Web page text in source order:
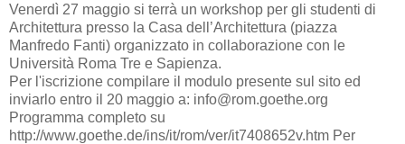
Venerdì 27 maggio si terrà un workshop per gli studenti di
Architettura presso la Casa dell’Architettura (piazza
Manfredo Fanti) organizzato in collaborazione con le
Università Roma Tre e Sapienza.
Per l'iscrizione compilare il modulo presente sul sito ed
inviarlo entro il 20 maggio a: info@rom.goethe.org
Programma completo su
http://www.goethe.de/ins/it/rom/ver/it7408652v.htm Per